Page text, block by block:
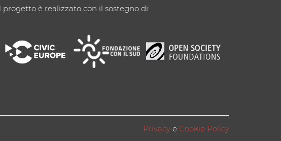
progetto è realizzato con il sostegno di:
Privacy e Cookie Policy